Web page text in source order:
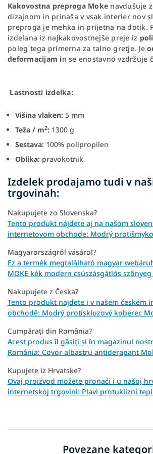
Kakovostna preproga Moke navdušuje
dizajnom in prinaša v vsak interier nov
preproga je mehka in prijetna na dotik.
izdelana iz najkakovostnejše preje iz
poleg tega primerna za talno gretje. Je
deformacijam in se enostavno vzdržuje
Lastnosti izdelka:
Višina vlaken: 5 mm
Teža / m2: 1300 g
Sestava: 100% polipropilen
Oblika: pravokotnik
Izdelek prodajamo tudi v
trgovinah:
Nakupujete zo Slovenska?
Tento produkt nájdete aj na našom
internetovom obchode: Modrý
Magyarországról vásárol?
Ez a termék megtalálható magyar
MOKE kék modern csúszásgátlós szőnyeg
Nakupujete z Česka?
Tento produkt najdete i v našem českém
obchodě: Modrý protiskluzový koberec
Cumpărați din România?
Acest produs îl găsiți și în magazinul
România: Covor albastru antiderapant
Kupujete iz Hrvatske?
Ovaj proizvod možete pronaći i u našoj
internetskoj trgovini: Plavi protuklizni
Povezane